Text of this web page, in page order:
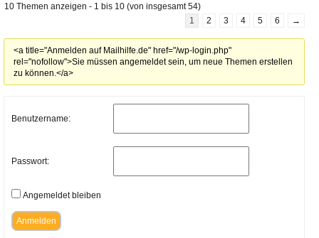
10 Themen anzeigen - 1 bis 10 (von insgesamt 54)
1
2 3 4 5 6 →
<a title="Anmelden auf Mailhilfe.de" href="/wp-login.php"
rel="nofollow">Sie müssen angemeldet sein, um neue Themen erstellen
zu können.</a>
Benutzername:
Passwort:
Angemeldet bleiben
Anmelden